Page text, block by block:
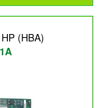
(HBA)